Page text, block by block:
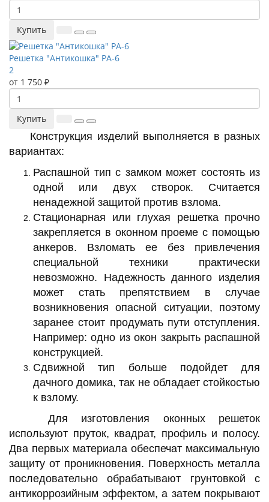
Купить
Решетка "Антикошка" РА-6
2
от 1 750 ₽
Купить
Конструкция изделий выполняется в разных
вариантах:
Распашной тип с замком может состоять из
одной или двух створок. Считается
ненадежной защитой против взлома.
Стационарная или глухая решетка прочно
закрепляется в оконном проеме с помощью
анкеров. Взломать ее без привлечения
специальной техники практически
невозможно. Надежность данного изделия
может стать препятствием в случае
возникновения опасной ситуации, поэтому
заранее стоит продумать пути отступления.
Например: одно из окон закрыть распашной
конструкцией.
Сдвижной тип больше подойдет для
дачного домика, так не обладает стойкостью
к взлому.
Для изготовления оконных решеток
используют пруток, квадрат, профиль и полосу.
Два первых материала обеспечат максимальную
защиту от проникновения. Поверхность металла
последовательно обрабатывают грунтовкой с
антикоррозийным эффектом, а затем покрывают